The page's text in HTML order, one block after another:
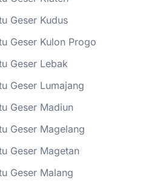
Geser Kudus
Geser Kulon Progo
Geser Lebak
Geser Lumajang
Geser Madiun
Geser Magelang
Geser Magetan
Geser Malang